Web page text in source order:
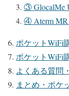
③ GlocalMe
④ Aterm
ポケットWiFi
ポケットWiFi
よくある質問
まとめ・ポケ